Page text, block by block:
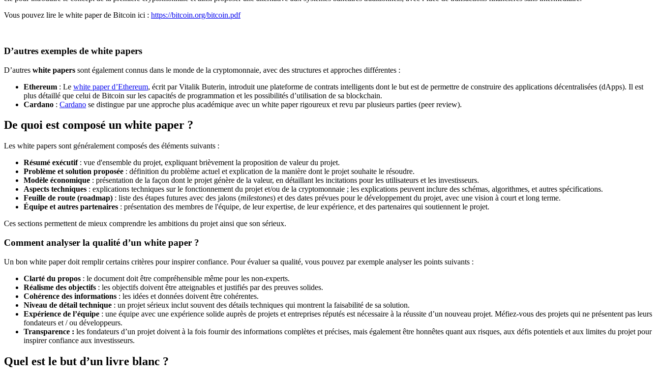
Vous pouvez lire le white paper de Bitcoin ici : https://bitcoin.org/bitcoin.pdf
D’autres exemples de white papers
D’autres white papers sont également connus dans le monde de la cryptomonnaie, avec des structures et approches différentes :
Ethereum : Le white paper d’Ethereum, écrit par Vitalik Buterin, introduit une plateforme de contrats intelligents dont le but est de permettre de construire des applications décentralisées (dApps). Il est
plus détaillé que celui de Bitcoin sur les capacités de programmation et les possibilités d’utilisation de sa blockchain.
Cardano : Cardano se distingue par une approche plus académique avec un white paper rigoureux et revu par plusieurs parties (peer review).
De quoi est composé un white paper ?
Les white papers sont généralement composés des éléments suivants :
Résumé exécutif: vue d'ensemble du projet, expliquant brièvement la proposition de valeur du projet.
Problème et solution proposée : définition du problème actuel et explication de la manière dont le projet souhaite le résoudre.
Modèle économique : présentation de la façon dont le projet génère de la valeur, en détaillant les incitations pour les utilisateurs et les investisseurs.
Aspects techniques : explications techniques sur le fonctionnement du projet et/ou de la cryptomonnaie ; les explications peuvent inclure des schémas, algorithmes, et autres spécifications.
Feuille de route (roadmap) : liste des étapes futures avec des jalons (milestones) et des dates prévues pour le développement du projet, avec une vision à court et long terme.
Équipe et autres partenaires : présentation des membres de l'équipe, de leur expertise, de leur expérience, et des partenaires qui soutiennent le projet.
Ces sections permettent de mieux comprendre les ambitions du projet ainsi que son sérieux.
Comment analyser la qualité d’un white paper ?
Un bon white paper doit remplir certains critères pour inspirer confiance. Pour évaluer sa qualité, vous pouvez par exemple analyser les points suivants :
Clarté du propos : le document doit être compréhensible même pour les non-experts.
Réalisme des objectifs : les objectifs doivent être atteignables et justifiés par des preuves solides.
Cohérence des informations : les idées et données doivent être cohérentes.
Niveau de détail technique : un projet sérieux inclut souvent des détails techniques qui montrent la faisabilité de sa solution.
Expérience de l’équipe : une équipe avec une expérience solide auprès de projets et entreprises réputés est nécessaire à la réussite d’un nouveau projet. Méfiez-vous des projets qui ne présentent pas leurs
fondateurs et / ou développeurs.
Transparence : les fondateurs d’un projet doivent à la fois fournir des informations complètes et précises, mais également être honnêtes quant aux risques, aux défis potentiels et aux limites du projet pour
inspirer confiance aux investisseurs.
Quel est le but d’un livre blanc ?